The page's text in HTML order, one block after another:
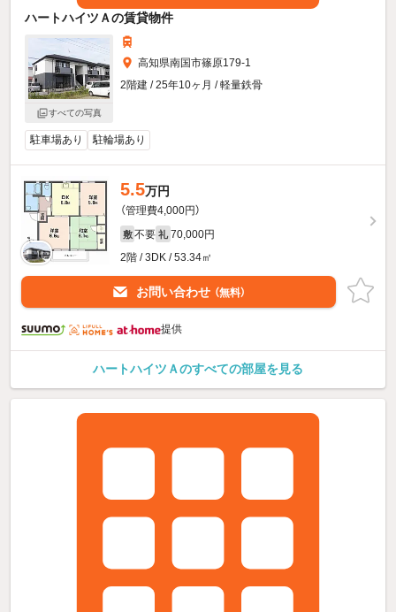
ハートハイツＡの賃貸物件
すべての写真
高知県南国市篠原179-1
2階建 / 25年10ヶ月 / 軽量鉄骨
駐車場あり 駐輪場あり
5.5万円
（管理費4,000円）
敷 不要 礼 70,000円
2階 / 3DK / 53.34㎡
お問い合わせ （無料）
提供
ハートハイツＡのすべての部屋を見る